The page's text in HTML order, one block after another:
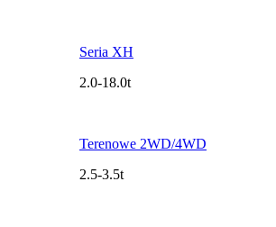
Seria XH
2.0-18.0t
Terenowe 2WD/4WD
2.5-3.5t